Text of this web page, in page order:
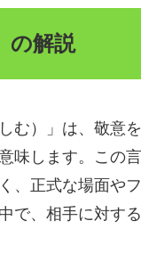
の解説
しむ）」は、敬意
味します。この
、正式な場面や
で、相手に対す